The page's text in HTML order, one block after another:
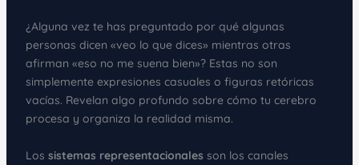
¿Alguna vez te has preguntado por qué algunas
personas dicen «veo lo que dices» mientras otras
afirman «eso no me suena bien»? Estas no son
simplemente expresiones casuales o figuras retóricas
vacías. Revelan algo profundo sobre cómo tu cerebro
procesa y organiza la realidad misma.
Los sistemas representacionales son los canales